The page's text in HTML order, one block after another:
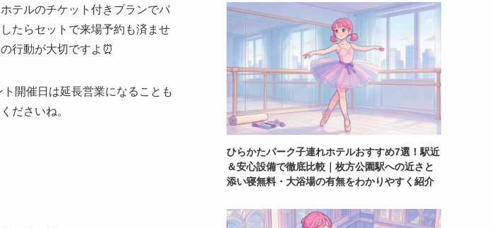
テルのチケット付きプランでパ
たらセットで来場予約も済ませ
行動が大切ですよ⏰
開催日は延長営業になることも
ださいね。
ひらかたパーク子連れホテルおすすめ7選！駅近
＆安心設備で徹底比較｜枚方公園駅への近さと
添い寝無料・大浴場の有無をわかりやすく紹介